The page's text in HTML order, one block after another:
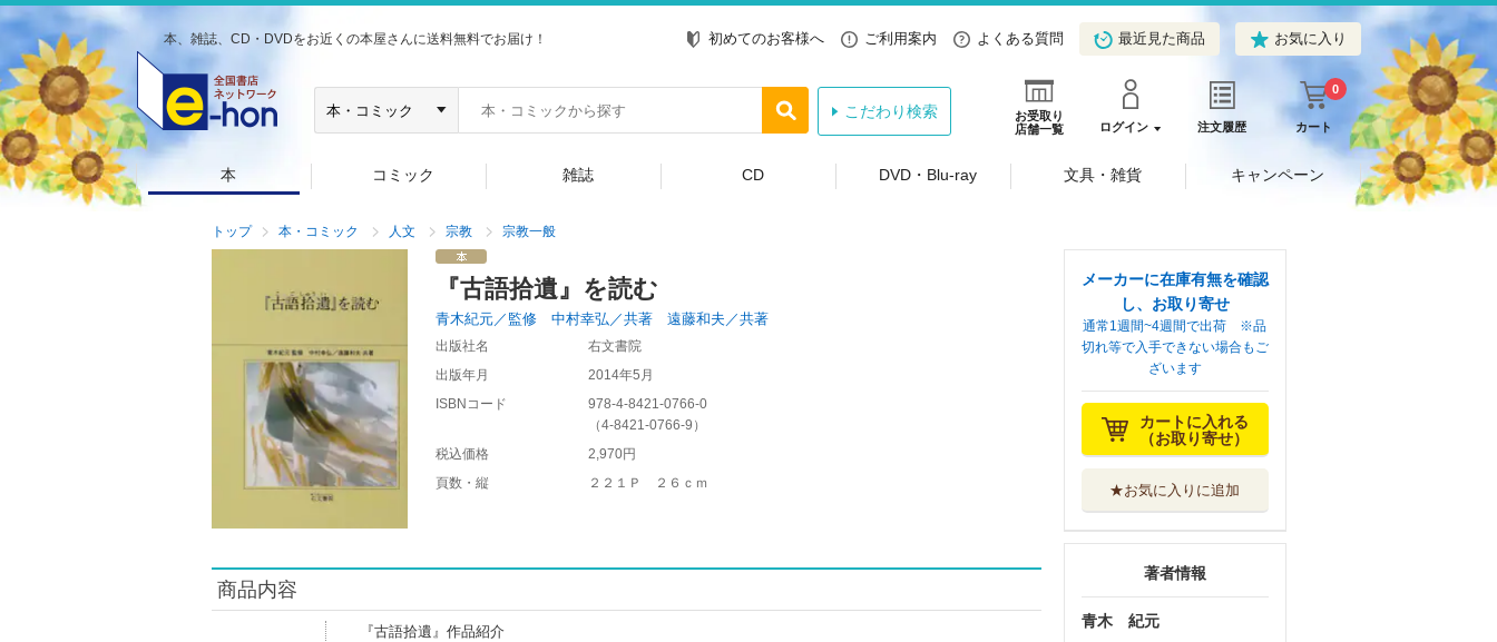
本、雑誌、CD・DVDをお近くの本屋さんに送料無料でお届け！ 初めてのお客様へ ご利用案内 よくある質問 最近見た商品 お気に入り
お受取り
店舗一覧
ログイン 注文履歴 カート
0
こだわり検索
本 コミック 雑誌 CD DVD・Blu-ray 文具・雑貨 キャンペーン
トップ 本・コミック 人文 宗教 宗教一般
『古語拾遺』を読む
青木紀元／監修 中村幸弘／共著 遠藤和夫／共著
出版社名
右文書院
出版年月
2014年5月
ISBNコード
978-4-8421-0766-0
（4-8421-0766-9 ）
税込価格
2,970円
頁数・縦
２２１Ｐ ２６ｃｍ
商品内容
『古語拾遺』作品紹介
メーカーに在庫有無を確認
し、お取り寄せ
通常1週間~4週間で出荷 ※品
切れ等で入手できない場合もご
ざいます
カートに入れる
（お取り寄せ）
★お気に入りに追加
著者情報
青木 紀元